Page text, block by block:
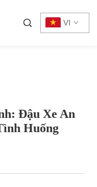
VI
Đậu Xe An
Huống